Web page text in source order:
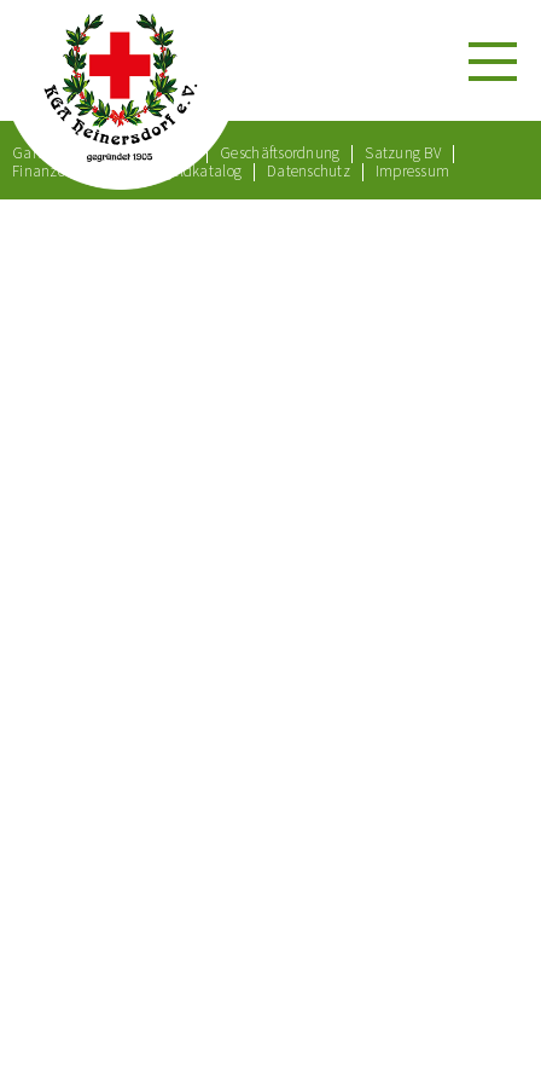
Gartenordnung Satzung Geschäftsordnung
Satzung BV
Finanzordnung
Bußgeldkatalog Datenschutz Impressum